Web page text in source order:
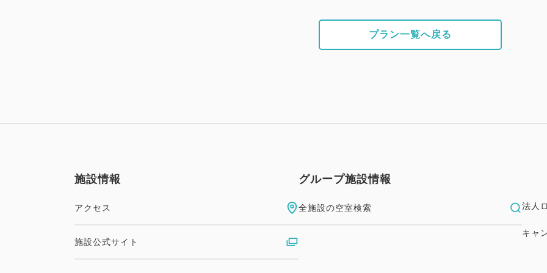
プラン一覧へ戻る
施設情報
アクセス
施設公式サイト
グループ施設情報
全施設の空室検索 法人
キャ